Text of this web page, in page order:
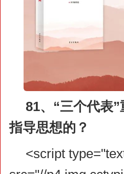
81、 “三个代表
指导思想的？
<script